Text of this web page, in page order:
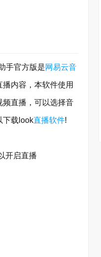
手官方版是网易云音
内容，本软件使用
频直播，可以选择音
下载look直播软件!
开启直播